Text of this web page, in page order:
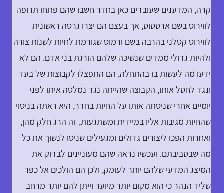
קרה, המדענים שעובדים כאן בחדר חשבו שהם פתחו תרופה
לווירוס בשם ארסטוס, אך בעצם הם יצרו גרסה ראשונית
לווירוס קטלני בהרבה בשם ורמוס שגורמת לחיות לשנות צורה
ולהיות גדולי ממדים שנשיכה שלהם הורגת בני אדם. הם לא
ידעו מה לעשות בו בהתחלה, הם התפצלו לקבוצות של בעד
ונגד לחסל אותו, הקבוצה שהייתה נגד נמלטה איתו לפני
יומיים אחרי שניסתה אותו על החיות בחדר, היא ראתה בניסוי
שהחיות מגיבות אליו במיידית ומשתגעות, זה הרג חלק מהן,
ואחרות הפכו ליצורים גדולים ומגעילים שניסו לנשוך את כל
מה שבסביבתם. ועכשיו נראה שהם מעוניינים לבדוק את
המיצג המדעי שלהם יותר לעומק, ולכן הם הולכים אל כפר
שליד הנהר כי הוא מקום יותר מיוער וייתן להם יותר מרחב